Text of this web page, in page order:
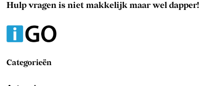
Hulp vragen is niet makkelijk maar wel dapper!
Categorieën